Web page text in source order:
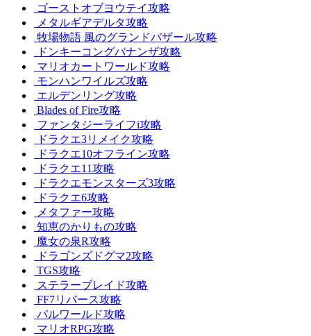
ゴーストオブヨウテイ攻略
メタルギアデルタ攻略
牧場物語 風のグランドバザール攻略
ドンキーコングバナンザ攻略
マリオカートワールド攻略
モンハンワイルズ攻略
エルデンリング攻略
Blades of Fire攻略
ファンタジーライフi攻略
ドラクエ3リメイク攻略
ドラクエ10オフライン攻略
ドラクエ11攻略
ドラクエモンスターズ3攻略
ドラクエ6攻略
メタファー攻略
知恵のかりもの攻略
魔女の泉R攻略
ドラゴンズドグマ2攻略
TGS攻略
ステラーブレイド攻略
FF7リバース攻略
パルワールド攻略
マリオRPG攻略